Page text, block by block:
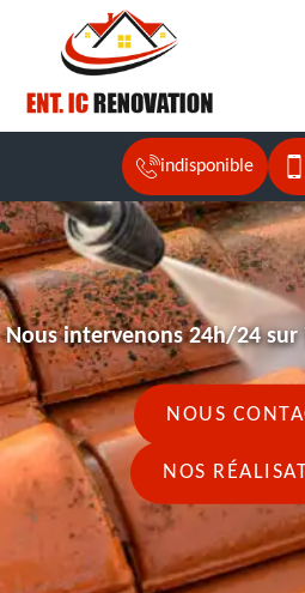
indisponible
Nous intervenons 24h/24 sur
NOUS
NOS